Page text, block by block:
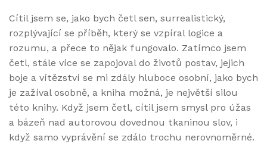
Cítil jsem se, jako bych četl sen, surrealistický,
rozplývající se příběh, který se vzpíral logice a
rozumu, a přece to nějak fungovalo. Zatímco jsem
četl, stále více se zapojoval do životů postav, jejich
boje a vítězství se mi zdály hluboce osobní, jako bych
je zažíval osobně, a kniha možná, je největší silou
této knihy. Když jsem četl, cítil jsem smysl pro úžas
a bázeň nad autorovou dovednou tkaninou slov, i
když samo vyprávění se zdálo trochu nerovnoměrné.